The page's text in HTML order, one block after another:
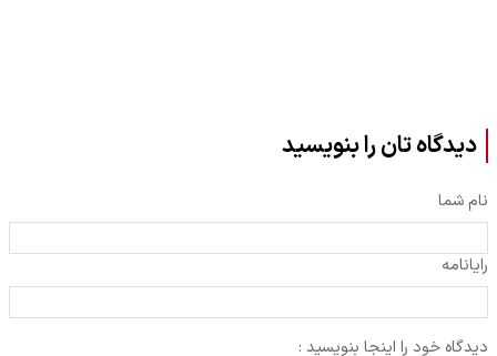
دیدگاه تان را بنویسید
نام شما
رایانامه
دیدگاه خود را اینجا بنویسید :